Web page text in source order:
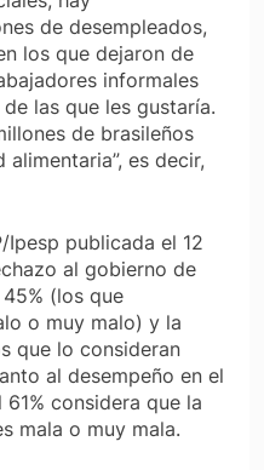
de desempleados,
los que dejaron de
informales
las que les gustaría.
de brasileños
es decir,
Ipesp publicada el 12
al gobierno de
(los que
o muy malo) y la
que lo consideran
al desempeño en el
considera que la
mala o muy mala.